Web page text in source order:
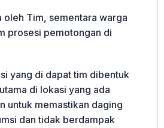
oleh Tim, sementara warga
prosesi pemotongan di
yang di dapat tim dibentuk
di lokasi yang ada
untuk memastikan daging
dan tidak berdampak